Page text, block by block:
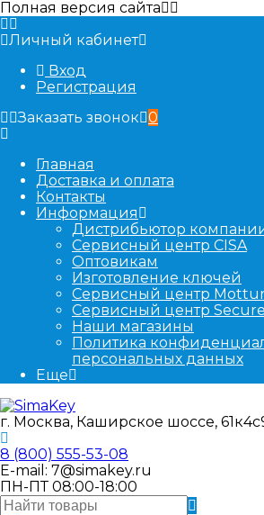
Полная версия сайта
Личный кабинет
Вход
Регистрация
Заказать звонок 0
Главная
Доставка и оплата
Контакты
Информация
Дистрибьютор
Сервисный центр CISA
Оптовикам
Изготовление ключей
Сервисный центр
Сервисный центр
Наши магазины
Политика
персональных данных
Еще
г. Москва, Каширское шоссе,
8 (800) 555-53-08
E-mail: 7@simakey.ru
ПН-ПТ 08:00-18:00